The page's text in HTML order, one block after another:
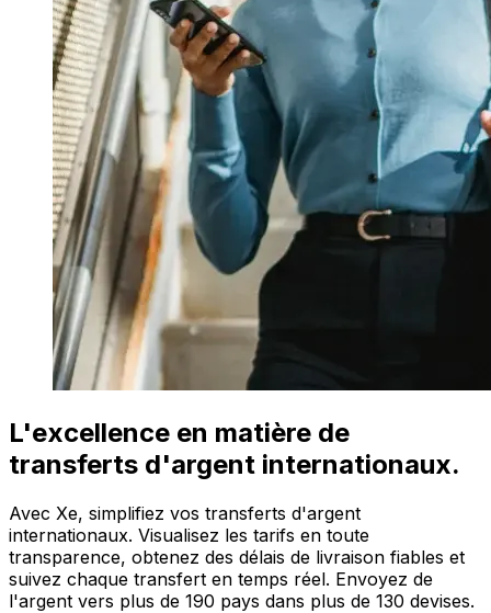
L'excellence en matière de
transferts d'argent internationaux.
Avec Xe, simplifiez vos transferts d'argent
internationaux. Visualisez les tarifs en toute
transparence, obtenez des délais de livraison fiables et
suivez chaque transfert en temps réel. Envoyez de
l'argent vers plus de 190 pays dans plus de 130 devises.